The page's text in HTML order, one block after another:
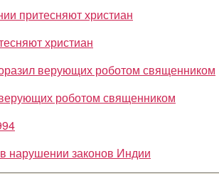
христиан
роботом священником
нарушении законов Индии